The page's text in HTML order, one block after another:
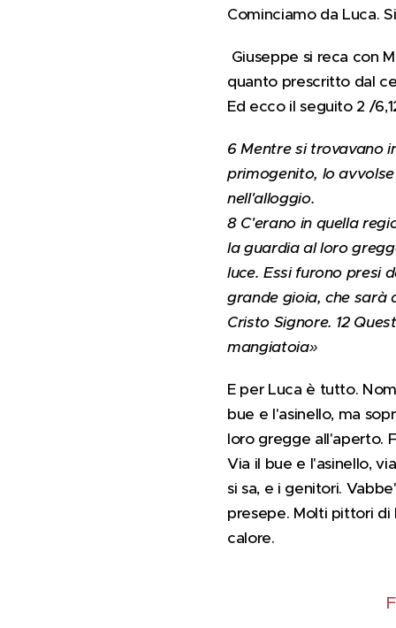
Cominciamo da Luca.
Giuseppe si reca con
quanto prescritto dal
Ed ecco il seguito 2 /
6 Mentre si trovavano
primogenito, lo
nell'alloggio.
8 C'erano in quella
la guardia al loro
luce. Essi furono presi
grande gioia, che sarà
Cristo Signore. 12
mangiatoia»
E per Luca è tutto.
bue e l'asinello, ma
loro gregge all'aperto.
Via il bue e l'asinello,
si sa, e i genitori.
presepe. Molti pittori di
calore.